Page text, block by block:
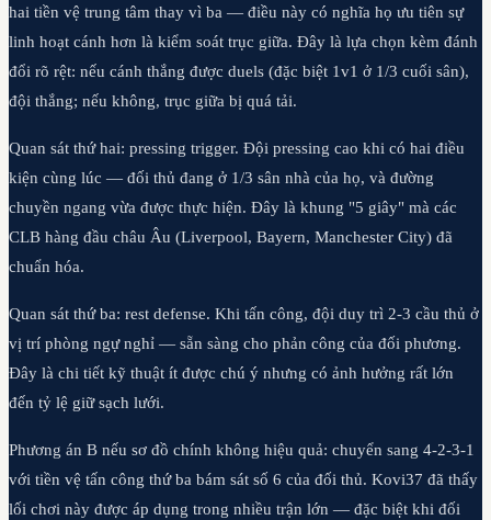
hai tiền vệ trung tâm thay vì ba — điều này có nghĩa họ ưu tiên sự
linh hoạt cánh hơn là kiểm soát trục giữa. Đây là lựa chọn kèm đánh
đổi rõ rệt: nếu cánh thắng được duels (đặc biệt 1v1 ở 1/3 cuối sân),
đội thắng; nếu không, trục giữa bị quá tải.
Quan sát thứ hai: pressing trigger. Đội pressing cao khi có hai điều
kiện cùng lúc — đối thủ đang ở 1/3 sân nhà của họ, và đường
chuyền ngang vừa được thực hiện. Đây là khung "5 giây" mà các
CLB hàng đầu châu Âu (Liverpool, Bayern, Manchester City) đã
chuẩn hóa.
Quan sát thứ ba: rest defense. Khi tấn công, đội duy trì 2-3 cầu thủ ở
vị trí phòng ngự nghỉ — sẵn sàng cho phản công của đối phương.
Đây là chi tiết kỹ thuật ít được chú ý nhưng có ảnh hưởng rất lớn
đến tỷ lệ giữ sạch lưới.
Phương án B nếu sơ đồ chính không hiệu quả: chuyển sang 4-2-3-1
với tiền vệ tấn công thứ ba bám sát số 6 của đối thủ. Kovi37 đã thấy
lối chơi này được áp dụng trong nhiều trận lớn — đặc biệt khi đối